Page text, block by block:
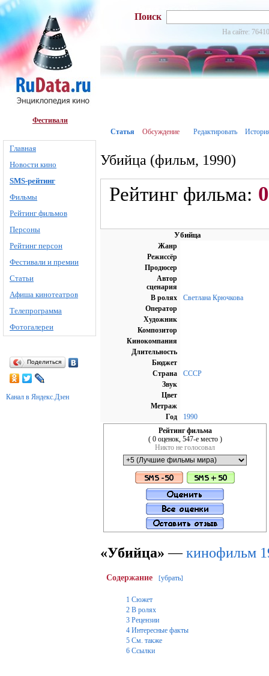
Фестивали
Главная
Новости кино
SMS-рейтинг
Фильмы
Рейтинг фильмов
Персоны
Рейтинг персон
Фестивали и премии
Статьи
Афиша кинотеатров
Телепрограмма
Фотогалереи
Поделиться
Канал в Яндекс.Дзен
Поиск
На сайте:
Статья Обсуждение Редактировать
Убийца (фильм, 1990)
Рейтинг фильма: 0
Убийца
Жанр
Режиссёр
Продюсер
Автор
сценария
В ролях
Светлана Крючкова
Оператор
Художник
Композитор
Кинокомпания
Длительность
Бюджет
Страна
СССР
Звук
Цвет
Метраж
Год
1990
Рейтинг фильма
( 0 оценок, 547-е место )
Никто не голосовал
«Убийца» —кинофильм
Содержание [убрать]
1 Сюжет
2 В ролях
3 Рецензии
4 Интересные факты
5 См. также
6 Ссылки